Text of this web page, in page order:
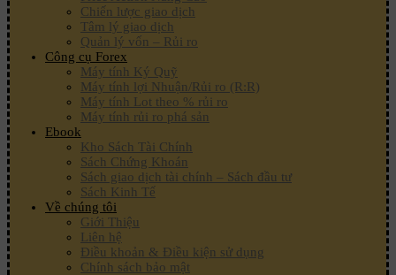
Chiến lược giao dịch
Tâm lý giao dịch
Quản lý vốn – Rủi ro
Công cụ Forex
Máy tính Ký Quỹ
Máy tính lợi Nhuận/Rủi ro (R:R)
Máy tính Lot theo % rủi ro
Máy tính rủi ro phá sản
Ebook
Kho Sách Tài Chính
Sách Chứng Khoán
Sách giao dịch tài chính – Sách đầu tư
Sách Kinh Tế
Về chúng tôi
Giới Thiệu
Liên hệ
Điều khoản & Điều kiện sử dụng
Chính sách bảo mật